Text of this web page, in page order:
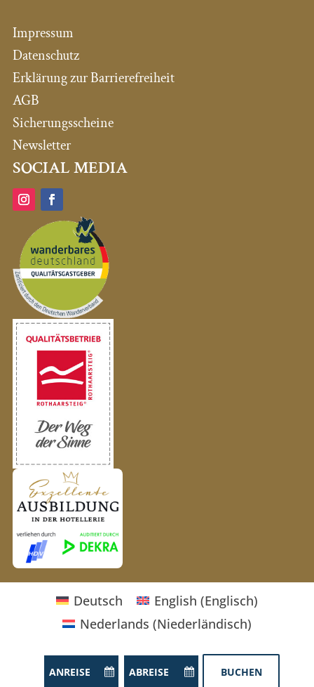
Impressum
Datenschutz
Erklärung zur Barrierefreiheit
AGB
Sicherungsscheine
Newsletter
SOCIAL MEDIA
Deutsch English (Englisch)
Nederlands (Niederländisch)